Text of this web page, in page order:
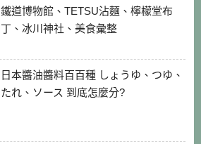
鐵道博物館、TETSU沾麵、檸檬堂布
丁、冰川神社、美食彙整
日本醬油醬料百百種 しょうゆ、つゆ、
たれ、ソース 到底怎麼分?